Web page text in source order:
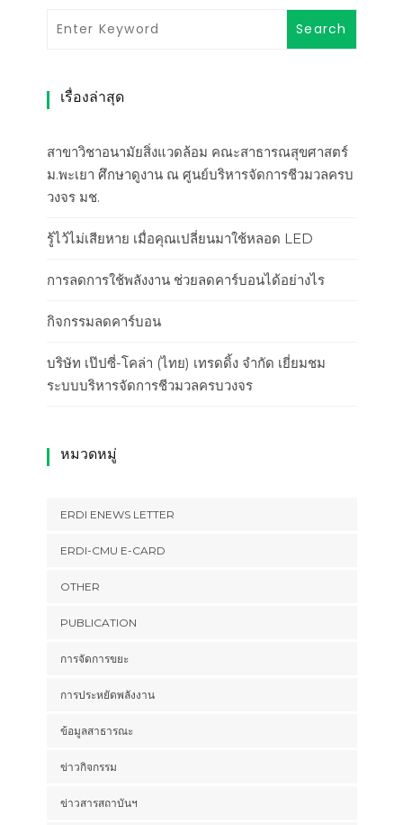
เรื่องล่าสุด
สาขาวิชาอนามัยสิ่งแวดล้อม คณะสาธารณสุขศาสตร์
ม.พะเยา ศึกษาดูงาน ณ ศูนย์บริหารจัดการชีวมวลครบ
วงจร มช.
รู้ไว้ไม่เสียหาย เมื่อคุณเปลี่ยนมาใช้หลอด LED
การลดการใช้พลังงาน ช่วยลดคาร์บอนได้อย่างไร
กิจกรรมลดคาร์บอน
บริษัท เป๊ปซี่-โคล่า (ไทย) เทรดดิ้ง จำกัด เยี่ยมชม
ระบบบริหารจัดการชีวมวลครบวงจร
หมวดหมู่
ERDI ENEWS LETTER
ERDI-CMU E-CARD
OTHER
PUBLICATION
การจัดการขยะ
การประหยัดพลังงาน
ข้อมูลสาธารณะ
ข่าวกิจกรรม
ข่าวสารสถาบันฯ